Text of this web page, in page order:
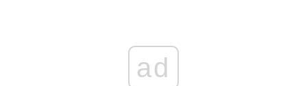
ad